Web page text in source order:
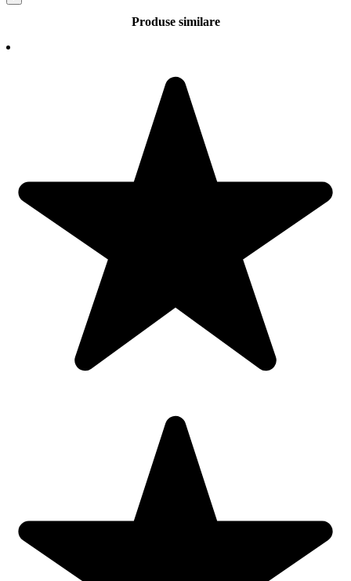
Produse similare